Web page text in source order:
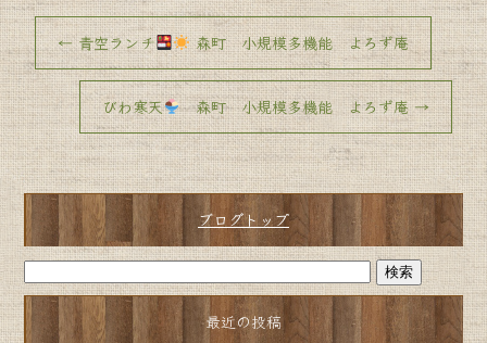
←青空ランチ 森町 小規模多機能 よろず庵
びわ寒天 森町 小規模多機能 よろず庵→
ブログトップ
最近の投稿